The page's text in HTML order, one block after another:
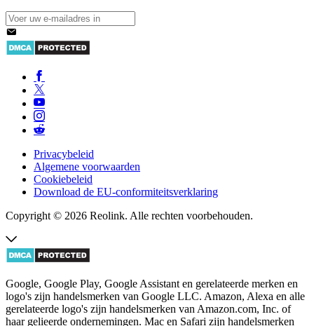
Privacybeleid
Algemene voorwaarden
Cookiebeleid
Download de EU-conformiteitsverklaring
Copyright © 2026 Reolink. Alle rechten voorbehouden.
Google, Google Play, Google Assistant en gerelateerde merken en
logo's zijn handelsmerken van Google LLC. Amazon, Alexa en alle
gerelateerde logo's zijn handelsmerken van Amazon.com, Inc. of
haar gelieerde ondernemingen. Mac en Safari zijn handelsmerken